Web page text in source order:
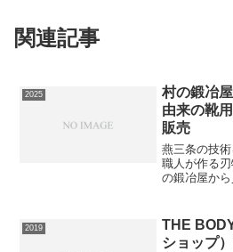
関連記事
2025
村の鍛冶
由来の靴
販売
燕三条の技
職人が作る
の鍛冶屋か
菌消臭剤！靴
ら出る酸性
2019
THE
ショップ